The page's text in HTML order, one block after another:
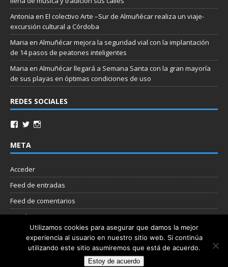
Antonia en El colectivo Arte –Sur de Almuñécar realiza un viaje-
excursión cultural a Córdoba
Maria en Almuñécar mejora la seguridad vial con la implantación
de 14 pasos de peatones inteligentes
Maria en Almuñécar llegará a Semana Santa con la gran mayoría
de sus playas en óptimas condiciones de uso
REDES SOCIALES
META
Acceder
Feed de entradas
Feed de comentarios
WordPress.org
Nube de etiquetas
Utilizamos cookies para asegurar que damos la mejor
experiencia al usuario en nuestro sitio web. Si continúa
utilizando este sitio asumiremos que está de acuerdo.
Estoy de acuerdo